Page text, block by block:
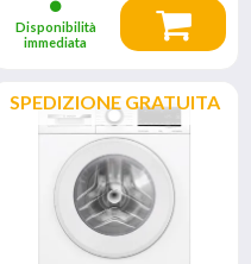
Disponibilità
immediata
SPEDIZIONE GRATUITA